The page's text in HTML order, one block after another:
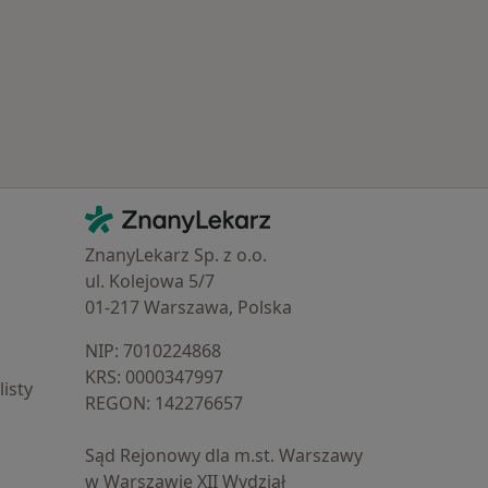
Kontakt
ZnanyLekarz - Strona główna
ZnanyLekarz Sp. z o.o.
ul. Kolejowa 5/7
01-217 Warszawa, Polska
NIP: ⁠7010224868
KRS: ⁠0000347997
REGON: ⁠142276657
Sąd Rejonowy dla m.st. Warszawy
w Warszawie XII Wydział